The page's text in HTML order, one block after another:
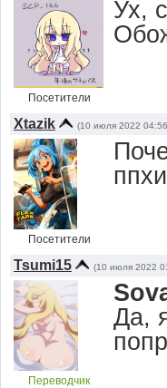
Посетители
Ух,
Xtazik (10 июля 2022
Посетители
Tsumi15 (10 июля 2022
Переводчик
Да,